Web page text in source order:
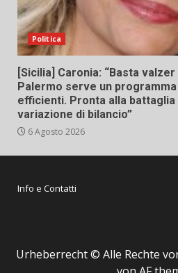
Politica
[Sicilia] Caronia: “Basta
Palermo serve un
efficienti. Pronta alla battaglia
variazione di bilancio”
6 Agosto 2026
Info e Contatti
Urheberrecht © Alle Rechte